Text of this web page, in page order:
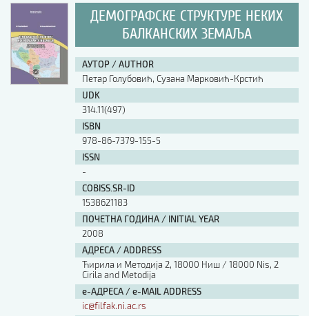
ДЕМОГРАФСКЕ СТРУКТУРЕ НЕКИХ
БАЛКАНСКИХ ЗЕМАЉА
АУТОР / AUTHOR
Петар Голубовић, Сузана Марковић-Крстић
UDK
314.11(497)
ISBN
978-86-7379-155-5
ISSN
-
COBISS.SR-ID
1538621183
ПОЧЕТНА ГОДИНА / INITIAL YEAR
2008
АДРЕСА / ADDRESS
Ћирила и Методија 2, 18000 Ниш / 18000 Nis, 2
Cirila and Metodija
е-АДРЕСА / e-MAIL ADDRESS
ic@filfak.ni.ac.rs